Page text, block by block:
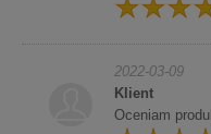
2022-03-09
Klient
Oceniam